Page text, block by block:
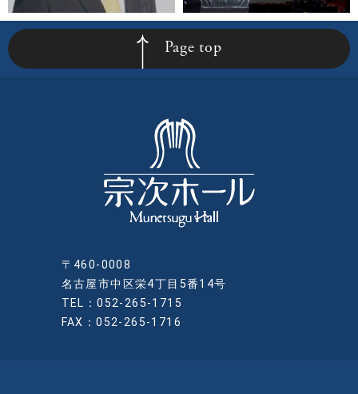
Page top
〒460-0008
名古屋市中区栄4丁目5番14号
TEL：052-265-1715
FAX：052-265-1716